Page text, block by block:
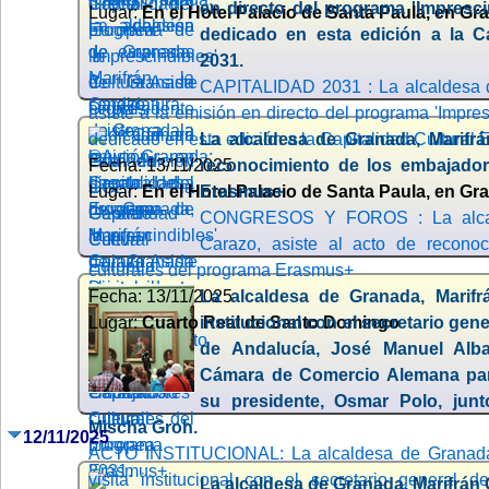
Lugar:En el Hotel Palacio de Santa Paula, en
en directo del programa
dedicado en esta edición a la
2031.
CAPITALIDAD 2031 : La alcaldesa
asiste a la emisión en directo del programa
dedicado en esta edición a la Capitalidad Cultural
Fecha: 13/11/2025
Lugar:En el Hotel Palacio de Santa Paula, en
La alcaldesa de Granada,
reconocimiento de los
Erasmus+
CONGRESOS Y FOROS : La
Carazo, asiste al acto de
culturales del programa Erasmus+
Fecha: 13/11/2025
Lugar:Cuarto Real de Santo Domingo
La alcaldesa de Granada,
institucional con el secretario
de Andalucía, José Manuel
Cámara de Comercio Alemana
su presidente, Osmar Polo,
Mischa Groh.
ACTO INSTITUCIONAL: La alcaldesa de
visita institucional con el secretario general
12/11/2025
La alcaldesa de Granada,